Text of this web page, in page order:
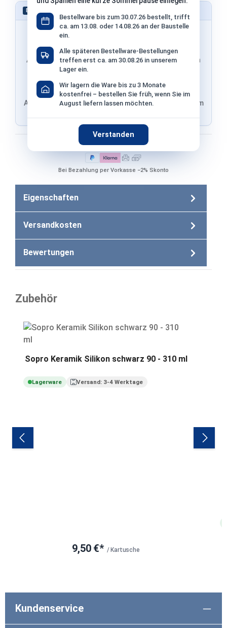
Bestellware bis zum 30.07.26 bestellt, trifft
ca. am 13.08. oder 14.08.26 an der Baustelle
ein.
Alle späteren Bestellware-Bestellungen
treffen erst ca. am 30.08.26 in unserem
Lager ein.
Wir lagern die Ware bis zu 3 Monate
kostenfrei – bestellen Sie früh, wenn Sie im
August liefern lassen möchten.
Verstanden
EXPRESS
Adresse & Versand werden von PayPal übernommen
Adresse von Klarna, Versand wird im finalen Schritt im
Bezahlen mit
Bei Bezahlung per Vorkasse −2% Skonto
Eigenschaften
Versandkosten
Bewertungen
Zubehör
Sopro Keramik Silikon schwarz 90 - 310 ml
Lagerware Versand: 3-4 Werktage
9,50 €* / Kartusche
Kundenservice